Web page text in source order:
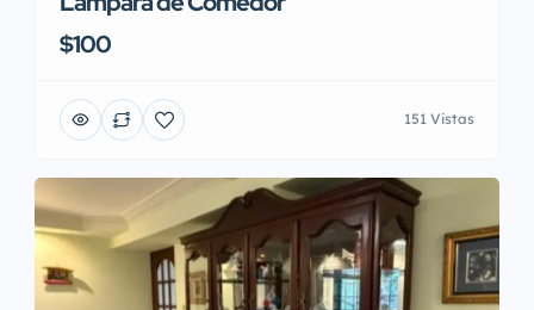
$100
151 Vistas